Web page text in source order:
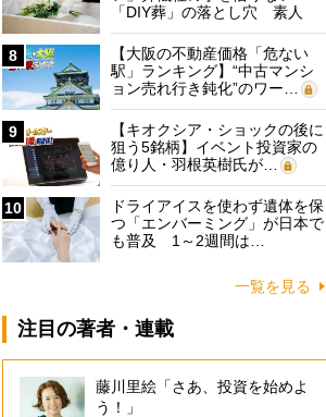
「DIY葬」の落とし穴 素人
に…
8
【大阪の不動産価格「危ない
駅」ランキング】“中古マンシ
ョン売れ行き鈍化”のワー…
9
【キオクシア・ショックの後に
狙う5銘柄】イベント投資家の
億り人・羽根英樹氏が…
10
ドライアイスを使わず遺体を保
つ「エンバーミング」が日本で
も普及 1～2週間は…
一覧を見る
注目の著者・連載
藤川里絵「さあ、投資を始めよ
う！」